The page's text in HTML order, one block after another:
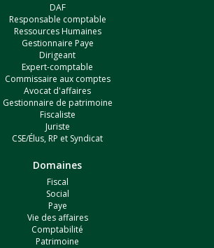
DAF
Responsable comptable
Ressources Humaines
Gestionnaire Paye
Dirigeant
Expert-comptable
Commissaire aux comptes
Avocat d'affaires
Gestionnaire de patrimoine
Fiscaliste
Juriste
CSE/Élus, RP et Syndicat
Domaines
Fiscal
Social
Paye
Vie des affaires
Comptabilité
Patrimoine